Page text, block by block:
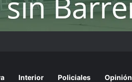
principales aeropuertos del país
Interior Policiales Opinión